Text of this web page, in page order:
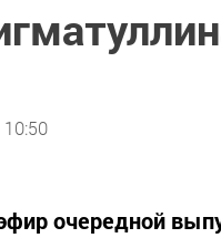
очередной